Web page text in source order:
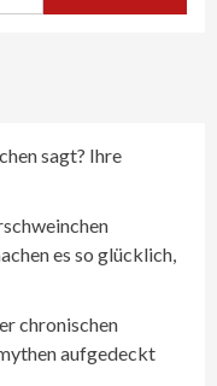
sagt? Ihre
es so glücklich,
chronischen
aufgedeckt